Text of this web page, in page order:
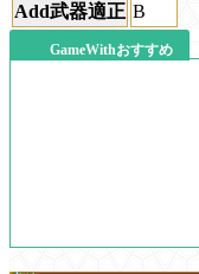
Add武器適正 B
GameWithおすすめ